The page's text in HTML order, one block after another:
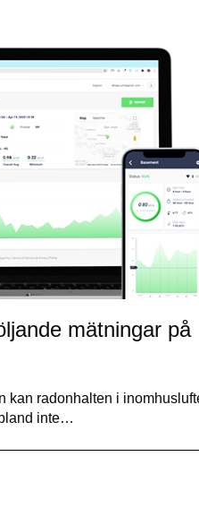
mätningar på
kan radonhalten i
inte…